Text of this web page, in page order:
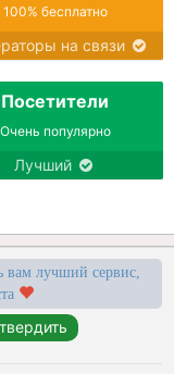
100% бесплатно
на связи
Посетители
Очень популярно
Лучший
вам лучший сервис,